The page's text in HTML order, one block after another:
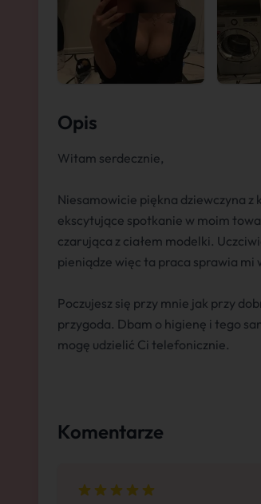
Opis
Witam serdecznie,
Niesamowicie piękna dziewczyna z
ekscytujące spotkanie w moim
czarująca z ciałem modelki.
pieniądze więc ta praca sprawia mi
Poczujesz się przy mnie jak przy
przygoda. Dbam o higienę i tego
mogę udzielić Ci telefonicznie.
Komentarze